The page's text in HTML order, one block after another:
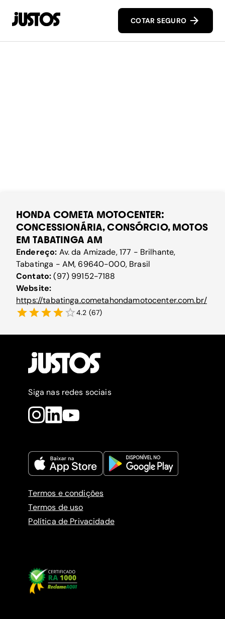
COTAR SEGURO
HONDA COMETA MOTOCENTER:
CONCESSIONÁRIA, CONSÓRCIO, MOTOS
EM TABATINGA AM
Endereço: Av. da Amizade, 177 - Brilhante,
Tabatinga - AM, 69640-000, Brasil
Contato:(97) 99152-7188
Website:
https://tabatinga.cometahondamotocenter.com.br/
4.2 (67)
Siga nas redes sociais
Termos e condições
Termos de uso
Política de Privacidade